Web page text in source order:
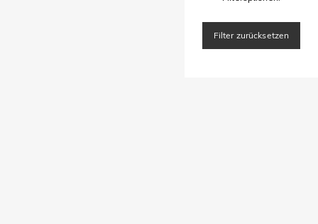
Filter zurücksetzen